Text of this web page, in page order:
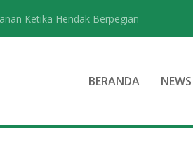
Ketika Hendak Berpegian
BERANDA NEWS